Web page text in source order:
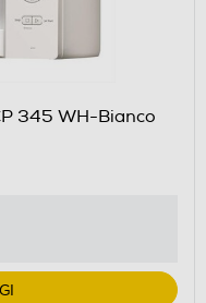
345 WH-Bianco